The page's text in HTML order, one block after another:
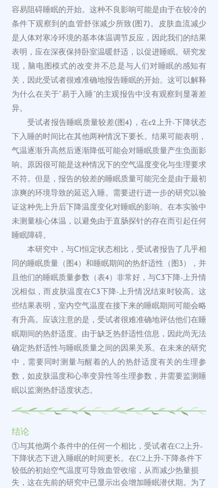
容易阻碍睡眠的开始。这种不良影响可能是由于在较冷的
条件下观察到的血管舒张减少所致(图7)。皮肤血流减少
是人体对寒冷环境的基本体温调节反应，因此我们的结果
表明，应在深夜保持卧室温暖舒适，以促进睡眠。研究发
现，脑电图模式的改变并不总是与人们对睡眠的感知有
关，因此受试者很难准确地报告睡眠的开始。这可以解释
为什么在关于“易于入睡”的主观报告中没有观察到显著差
异。
受试者报告睡眠质量较差(图4)，在c2上升-下降状态
下入睡的时间比在其他两种情况下要长。结果可能表明，
气温逐渐升高然后逐渐降低可能会对睡眠质量产生负面影
响。原因很可能是这种情况下的空气温度变化与生理要求
不符。但是，报告的较差的睡眠质量可能完全是由于最初
凉爽的环境导致的延迟入睡。需要进行进一步的研究以验
证这种先上升后下降温度变化对睡眠的影响。在本实验中
未测量核心体温，以避免由于直肠探针的存在而引起任何
睡眠障碍。
本研究中，与C1恒定状态相比，受试者报告了几乎相
同的睡眠质量（图4）和睡眠期间的热舒适性（图3），并
且他们的睡眠质量参数（表4）非常好，与C3下降-上升情
况相似，而皮肤温度在C3下降-上升情况结束时较高。这
些结果表明，室内空气温度在接下来的睡眠期间可能会略
有升高。应该注意的是，受试者很难准确地评估他们在睡
眠期间的热舒适度。由于缺乏热舒适性信息，因此尚无法
确定热舒适性与睡眠质量之间的因果关系。在未来的研究
中，需要同时测量与醒着的人的热舒适度有关的生理参
数，如皮肤温度和心率变异性等生理参数，并需要监测睡
眠以监测热舒适度状态。
结论
①与其他两个条件中的任何一个相比，受试者在C2上升-
下降状态下进入睡眠的时间更长。在C2上升-下降条件下
较低的初始空气温度可导致血管收缩，从而减少热量损
失，这在先前的研究中已显示出会增加睡眠潜伏期。 为了